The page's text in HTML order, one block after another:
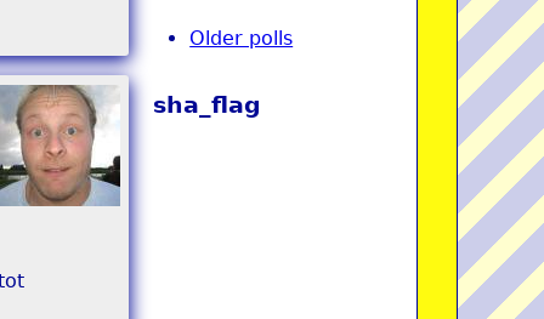
Older polls
sha_flag